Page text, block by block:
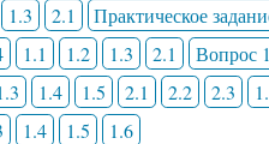
1.3 2.1 Практическое
1.1 1.2 1.3 2.1 Вопрос 1
1.4 1.5 2.1 2.2 2.3
1.4 1.5
1.6